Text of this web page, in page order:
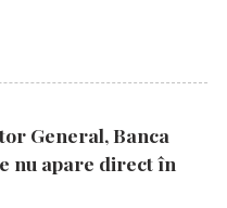
General, Banca
nu apare direct în